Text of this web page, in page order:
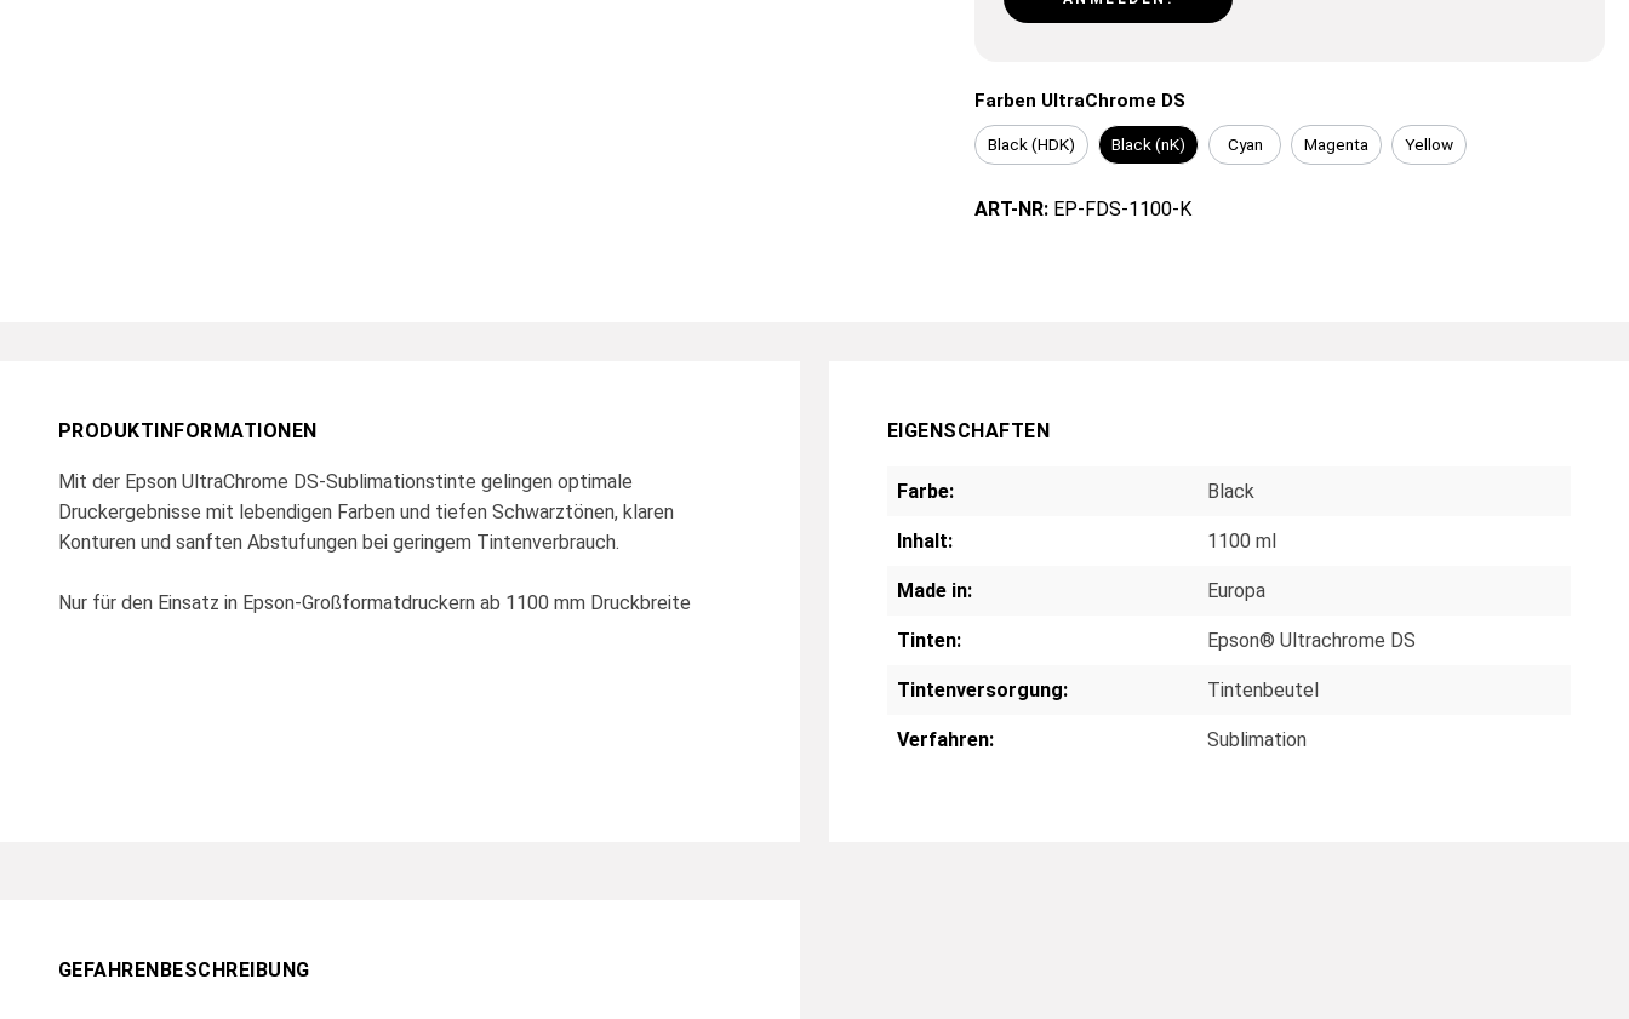
Farben UltraChrome DS
Black (HDK) Black (nK) Cyan Magenta Yellow
ART-NR: EP-FDS-1100-K
PRODUKTINFORMATIONEN
Mit der Epson UltraChrome DS-Sublimationstinte gelingen optimale
Druckergebnisse mit lebendigen Farben und tiefen Schwarztönen, klaren
Konturen und sanften Abstufungen bei geringem Tintenverbrauch.
Nur für den Einsatz in Epson-Großformatdruckern ab 1100 mm Druckbreite
EIGENSCHAFTEN
Farbe: Black
Inhalt: 1100 ml
Made in: Europa
Tinten: Epson® Ultrachrome DS
Tintenversorgung: Tintenbeutel
Verfahren: Sublimation
GEFAHRENBESCHREIBUNG